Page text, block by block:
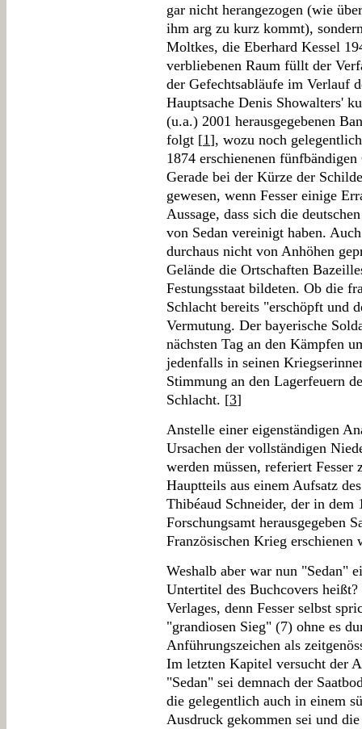
gar nicht herangezogen (wie
ihm arg zu kurz kommt),
Moltkes, die Eberhard Kessel
verbliebenen Raum füllt der
der Gefechtsabläufe im Verlauf
Hauptsache Denis Showalters'
(u.a.) 2001 herausgegebenen
folgt [1], wozu noch
1874 erschienenen
Gerade bei der Kürze der
gewesen, wenn Fesser einige
Aussage, dass sich die
von Sedan vereinigt haben.
durchaus nicht von Anhöhen
Gelände die Ortschaften
Festungsstaat bildeten. Ob die
Schlacht bereits "erschöpft und
Vermutung. Der bayerische
nächsten Tag an den Kämpfen
jedenfalls in seinen
Stimmung an den Lagerfeuern
Schlacht. [3]
Anstelle einer eigenständigen
Ursachen der vollständigen
werden müssen, referiert Fesser
Hauptteils aus einem Aufsatz
Thibéaud Schneider, der in
Forschungsamt herausgegeben
Französischen Krieg erschienen
Weshalb aber war nun "Sedan"
Untertitel des Buchcovers
Verlages, denn Fesser selbst
"grandiosen Sieg" (7) ohne es
Anführungszeichen als
Im letzten Kapitel versucht der
"Sedan" sei demnach der
die gelegentlich auch in einem
Ausdruck gekommen sei und